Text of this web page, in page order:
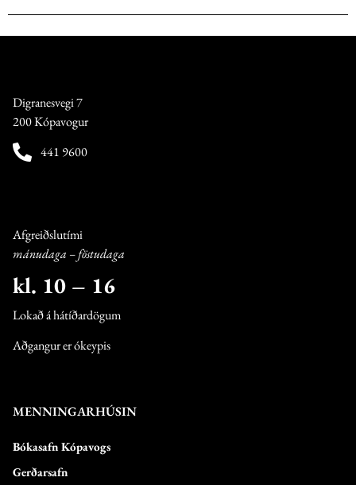
Digranesvegi 7
200 Kópavogur
441 9600
Afgreiðslutími
mánudaga – föstudaga
kl. 10 – 16
Lokað á hátíðardögum
Aðgangur er ókeypis
MENNINGARHÚSIN
Bókasafn Kópavogs
Gerðarsafn